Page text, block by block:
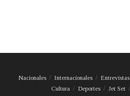
Nacionales Internacionales Entrevistas
Cultura
Deportes Jet Set